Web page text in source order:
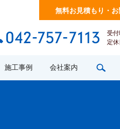
無料お見積もり・
受
定
施工事例 会社案内